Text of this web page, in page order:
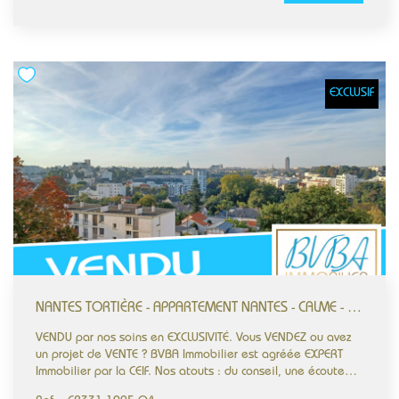
est équipé de fenêtres PVC double vitrage offrant un
excellent confort. La vue dégagée sur la verdure renforce
encore la sensation de tranquillité. À seulement cinq
minutes de la place Toutes-Aides et au pied du parc de la
Mitrie, l'appartement profite également de la proximité
immédiate des transports, commerces et écoles, faisant de
ce bien une belle opportunité dans un cadre de vie
recherché. En annexe une cave privée, et la possibilité
d'acquérir un stationnement sécurisé au coeur de la
copropriété moyennant 15.000€ en sus. Votre projet est
notre priorité. BVBA Immobilier - Bien Vendre Bien Acheter
Immobilier Agréée EXPERT Immobilier par la CEIF
bvbaimmobilier.com #Luminosité #Calme #VueDégagée
EXCLUSIF
NANTES TORTIÈRE - APPARTEMENT NANTES - CALME - VERDOYANT - 2 CHAMBRES - BORDS DE L'ERDRE -
VENDU par nos soins en EXCLUSIVITÉ. Vous VENDEZ ou avez
un projet de VENTE ? BVBA Immobilier est agréée EXPERT
Immobilier par la CEIF. Nos atouts : du conseil, une écoute